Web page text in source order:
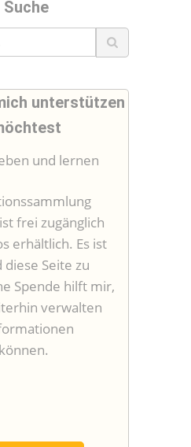
Suche
unterstützen
frei zugänglich
erhältlich. Es ist
Seite zu
Spende hilft mir,
verwalten